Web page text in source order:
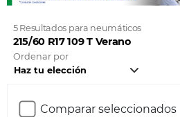
5 Resultados para neumáticos
215/60 R17 109 T Verano
Ordenar por
Comparar seleccionados